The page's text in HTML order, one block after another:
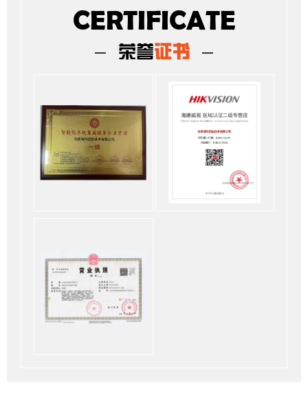
CERTIFICATE
荣誉证书